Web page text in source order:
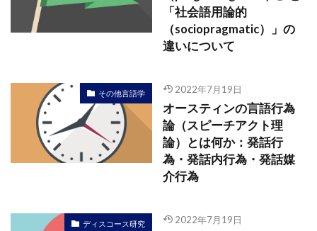
「社会語用論的
（sociopragmatic）」の
違いについて
その他言語学 2022年7月19日
オースティンの言語行為
論（スピーチアクト理
論）とは何か：発話行
為・発話内行為・発話媒
介行為
ディスコース研究 2022年7月19日